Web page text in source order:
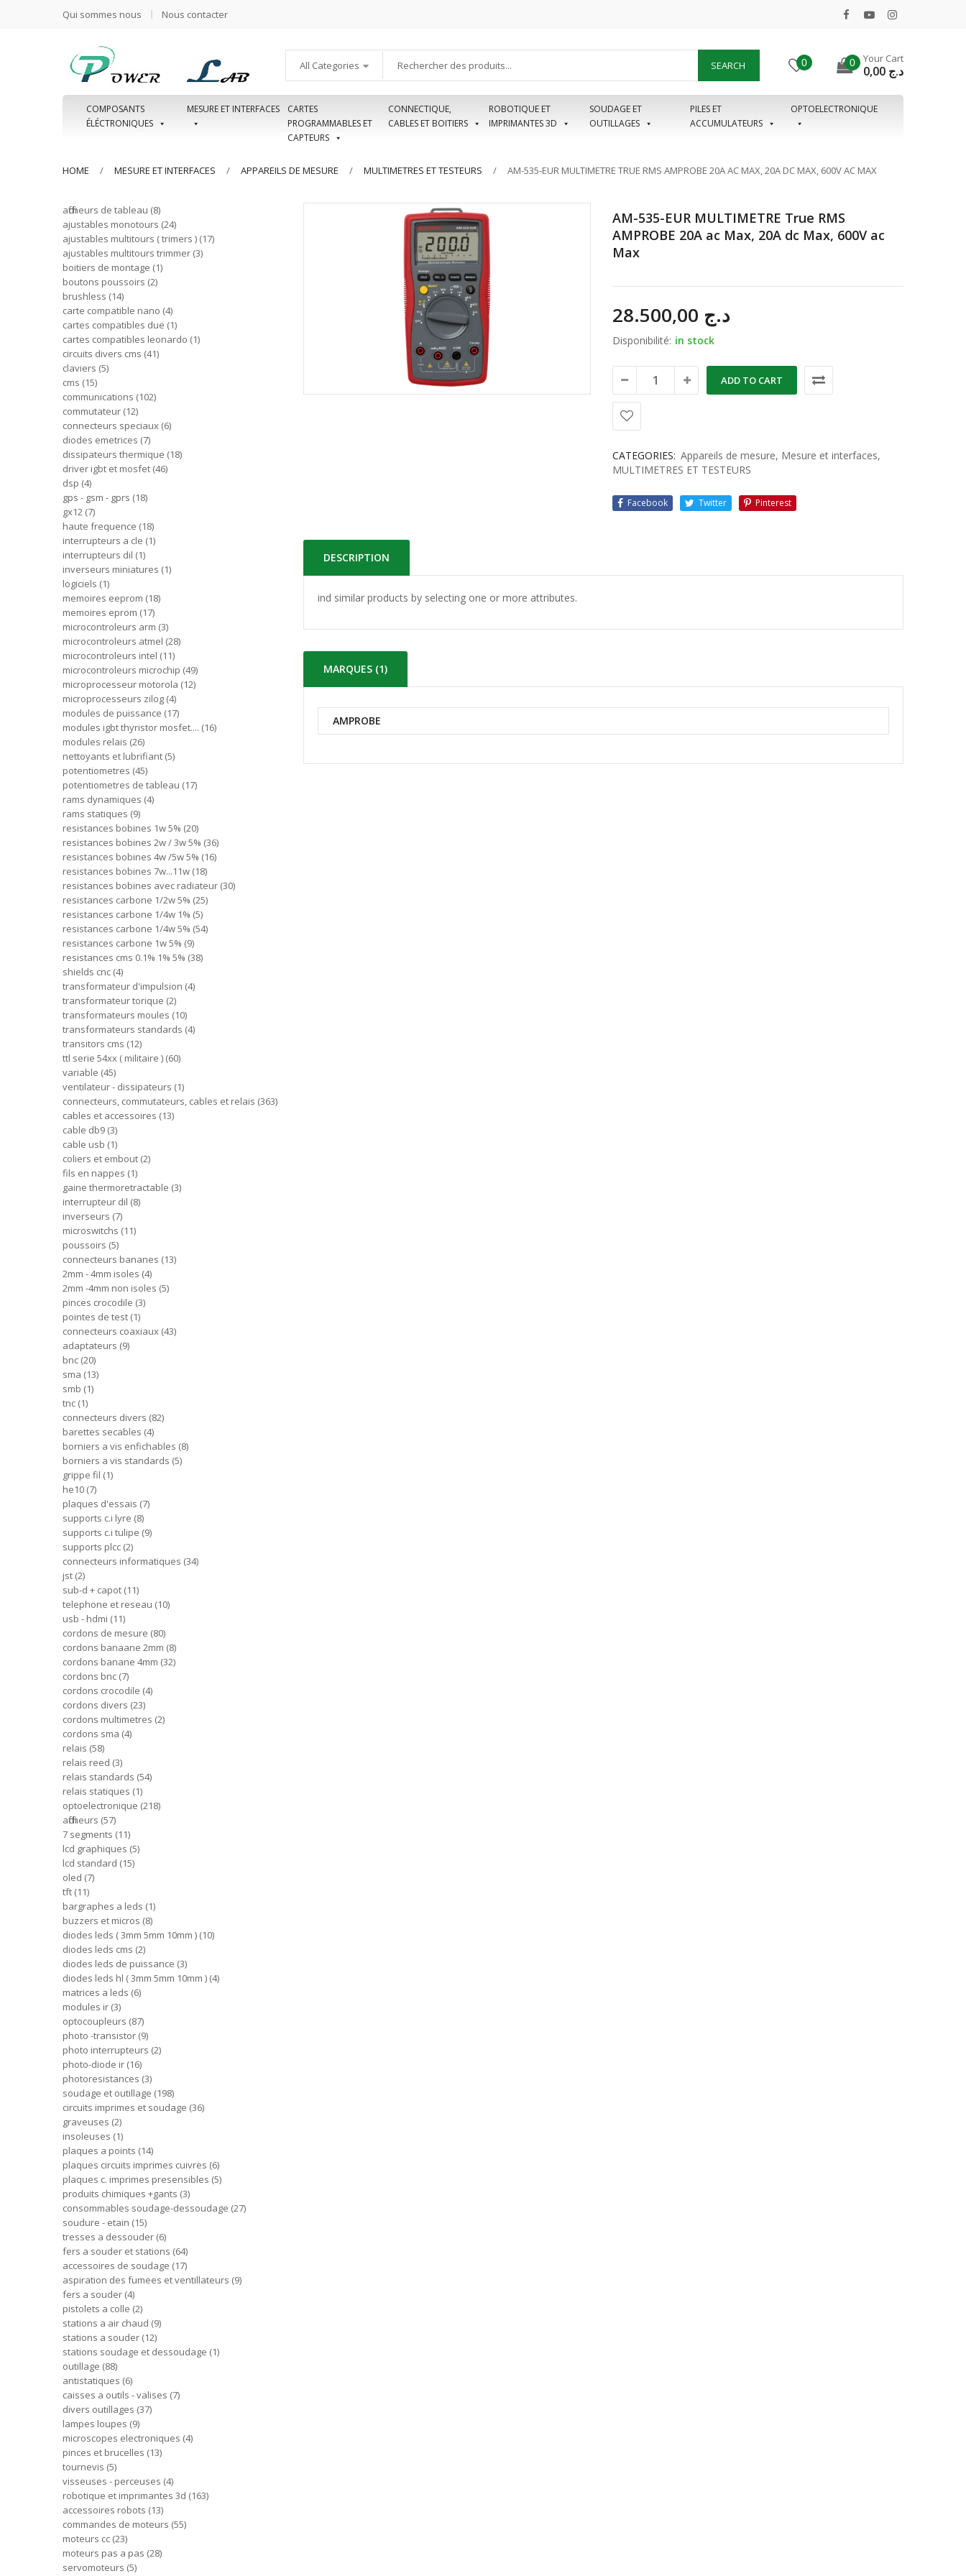
Qui sommes nous Nous contacter
All Categories SEARCH 0 0 Your Cart
د.ج
COMPOSANTS
ÉLÉCTRONIQUES
MESURE ET INTERFACES
CARTES
PROGRAMMABLES ET
CAPTEURS
CONNECTIQUE,
CABLES ET BOITIERS
ROBOTIQUE ET
IMPRIMANTES 3D
SOUDAGE ET
OUTILLAGES
PILES ET
ACCUMULATEURS
OPTOELECTRONIQUE
HOME MESURE ET INTERFACES APPAREILS DE MESURE MULTIMETRES ET TESTEURS AM-535-EUR MULTIMETRE TRUE RMS AMPROBE 20A AC MAX, 20A DC MAX, 600V AC MAX
AM-535-EUR MULTIMETRE True RMS
AMPROBE 20A ac Max, 20A dc Max, 600V ac
Max
د.ج
Disponibilité: in stock
ADD TO CART
CATEGORIES: Appareils de mesure, Mesure et interfaces,
MULTIMETRES ET TESTEURS
Facebook Twitter Pinterest
DESCRIPTION
ind similar products by selecting one or more attributes.
MARQUES (1)
AMPROBE
afficheurs de tableau 8
ajustables monotours 24
ajustables multitours ( trimers ) 17
ajustables multitours trimmer 3
boitiers de montage 1
boutons poussoirs 2
brushless 14
carte compatible nano 4
cartes compatibles due 1
cartes compatibles leonardo 1
circuits divers cms 41
claviers 5
cms 15
communications 102
commutateur 12
connecteurs speciaux 6
diodes emetrices 7
dissipateurs thermique 18
driver igbt et mosfet 46
dsp 4
gps - gsm - gprs 18
gx12 7
haute frequence 18
interrupteurs a cle 1
interrupteurs dil 1
inverseurs miniatures 1
logiciels 1
memoires eeprom 18
memoires eprom 17
microcontroleurs arm 3
microcontroleurs atmel 28
microcontroleurs intel 11
microcontroleurs microchip 49
microprocesseur motorola 12
microprocesseurs zilog 4
modules de puissance 17
modules igbt thyristor mosfet.... 16
modules relais 26
nettoyants et lubrifiant 5
potentiometres 45
potentiometres de tableau 17
rams dynamiques 4
rams statiques 9
resistances bobines 1w 5% 20
resistances bobines 2w / 3w 5% 36
resistances bobines 4w /5w 5% 16
resistances bobines 7w...11w 18
resistances bobines avec radiateur 30
resistances carbone 1/2w 5% 25
resistances carbone 1/4w 1% 5
resistances carbone 1/4w 5% 54
resistances carbone 1w 5% 9
resistances cms 0.1% 1% 5% 38
shields cnc 4
transformateur d'impulsion 4
transformateur torique 2
transformateurs moules 10
transformateurs standards 4
transitors cms 12
ttl serie 54xx ( militaire ) 60
variable 45
ventilateur - dissipateurs 1
connecteurs, commutateurs, cables et relais 363
cables et accessoires 13
cable db9 3
cable usb 1
coliers et embout 2
fils en nappes 1
gaine thermoretractable 3
interrupteur dil 8
inverseurs 7
microswitchs 11
poussoirs 5
connecteurs bananes 13
2mm - 4mm isoles 4
2mm -4mm non isoles 5
pinces crocodile 3
pointes de test 1
connecteurs coaxiaux 43
adaptateurs 9
bnc 20
sma 13
smb 1
tnc 1
connecteurs divers 82
barettes secables 4
borniers a vis enfichables 8
borniers a vis standards 5
grippe fil 1
he10 7
plaques d'essais 7
supports c.i lyre 8
supports c.i tulipe 9
supports plcc 2
connecteurs informatiques 34
jst 2
sub-d + capot 11
telephone et reseau 10
usb - hdmi 11
cordons de mesure 80
cordons banaane 2mm 8
cordons banane 4mm 32
cordons bnc 7
cordons crocodile 4
cordons divers 23
cordons multimetres 2
cordons sma 4
relais 58
relais reed 3
relais standards 54
relais statiques 1
optoelectronique 218
afficheurs 57
7 segments 11
lcd graphiques 5
lcd standard 15
oled 7
tft 11
bargraphes a leds 1
buzzers et micros 8
diodes leds ( 3mm 5mm 10mm ) 10
diodes leds cms 2
diodes leds de puissance 3
diodes leds hl ( 3mm 5mm 10mm ) 4
matrices a leds 6
modules ir 3
optocoupleurs 87
photo -transistor 9
photo interrupteurs 2
photo-diode ir 16
photoresistances 3
soudage et outillage 198
circuits imprimes et soudage 36
graveuses 2
insoleuses 1
plaques a points 14
plaques circuits imprimes cuivres 6
plaques c. imprimes presensibles 5
produits chimiques +gants 3
consommables soudage-dessoudage 27
soudure - etain 15
tresses a dessouder 6
fers a souder et stations 64
accessoires de soudage 17
aspiration des fumees et ventillateurs 9
fers a souder 4
pistolets a colle 2
stations a air chaud 9
stations a souder 12
stations soudage et dessoudage 1
outillage 88
antistatiques 6
caisses a outils - valises 7
divers outillages 37
lampes loupes 9
microscopes electroniques 4
pinces et brucelles 13
tournevis 5
visseuses - perceuses 4
robotique et imprimantes 3d 163
accessoires robots 13
commandes de moteurs 55
moteurs cc 23
moteurs pas a pas 28
servomoteurs 5